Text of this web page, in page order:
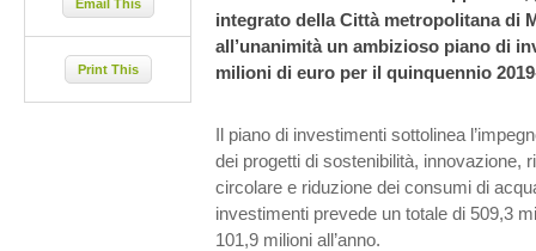
integrato della Città metropolitana di
all’unanimità un ambizioso piano di
milioni di euro per il quinquennio
Il piano di investimenti sottolinea
dei progetti di sostenibilità, innovazione,
circolare e riduzione dei consumi di
investimenti prevede un totale di 509,3
101,9 milioni all’anno.
Email This
Print This